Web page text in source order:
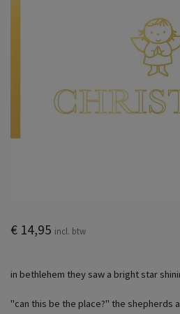
€ 14,95 incl. btw
in bethlehem they saw a bright star
​"can this be the place?" the shepherds